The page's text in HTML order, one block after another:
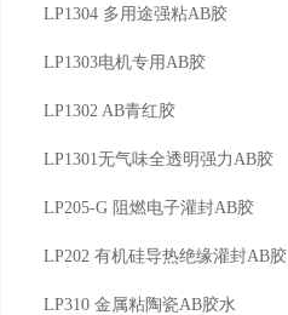
LP1304 多用途强粘AB胶
LP1303电机专用AB胶
LP1302 AB青红胶
LP1301无气味全透明强力AB胶
LP205-G 阻燃电子灌封AB胶
LP202 有机硅导热绝缘灌封AB胶
LP310 金属粘陶瓷AB胶水